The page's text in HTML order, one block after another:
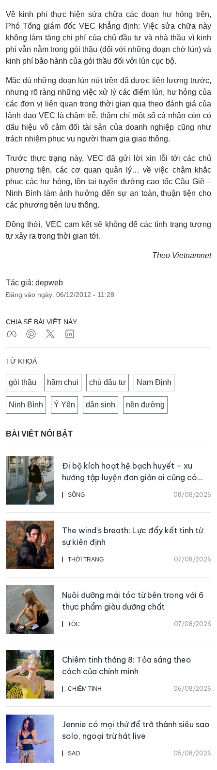
Về kinh phí thực hiện sửa chữa các đoạn hư hỏng trên,
Phó Tổng giám đốc VEC khẳng định: Việc sửa chữa này
không làm tăng chi phí của chủ đầu tư và nhà thầu vì kinh
phí vẫn nằm trong gói thầu (đối với những đoạn chờ lún) và
kinh phí bảo hành của gói thầu đối với lún cục bộ.
Mặc dù những đoạn lún nứt trên đã được tiên lượng trước,
nhưng rõ ràng những việc xử lý các điểm lún, hư hỏng của
các đơn vị liên quan trong thời gian qua theo đánh giá của
lãnh đạo VEC là chậm trễ, thậm chí một số cá nhân còn có
dấu hiệu vô cảm đối tài sản của doanh nghiệp cũng như
trách nhiệm phục vụ người tham gia giao thông.
Trước thực trạng này, VEC đã gửi lời xin lỗi tới các chủ
phương tiện, các cơ quan quản lý… về việc chậm khắc
phục các hư hỏng, tồn tại tuyến đường cao tốc Cầu Giẽ –
Ninh Bình làm ảnh hưởng đến sự an toàn, thuận tiện cho
các phương tiện lưu thông.
Đồng thời, VEC cam kết sẽ không để các tình trạng tương
tự xảy ra trong thời gian tới.
Theo Vietnamnet
Tác giả: depweb
Đăng vào ngày: 06/12/2012 - 11:28
CHIA SẺ BÀI VIẾT NÀY
TỪ KHOÁ
gói thầu hầm chui chủ đầu tư Nam Định
Ninh Bình Ý Yên dân sinh nền đường
BÀI VIẾT NỔI BẬT
SỐNG 08/08/2026
Đi bộ kích hoạt hệ bạch huyết – xu
hướng tập luyện đơn giản ai cũng có
thể bắt đầu
THỜI TRANG 07/08/2026
The wind’s breath: Lực đẩy kết tinh từ
sự kiên định
TÓC 07/08/2026
Nuôi dưỡng mái tóc từ bên trong với 6
thực phẩm giàu dưỡng chất
CHIÊM TINH 06/08/2026
Chiêm tinh tháng 8: Tỏa sáng theo
cách của chính mình
SAO 05/08/2026
Jennie có mọi thứ để trở thành siêu sao
solo, ngoại trừ hát live